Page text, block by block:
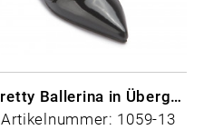
Pretty Ballerina in Übergrößen
Artikelnummer: 1059-13